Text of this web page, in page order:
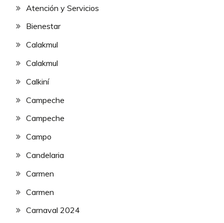
Atención y Servicios
Bienestar
Calakmul
Calakmul
Calkiní
Campeche
Campeche
Campo
Candelaria
Carmen
Carmen
Carnaval 2024